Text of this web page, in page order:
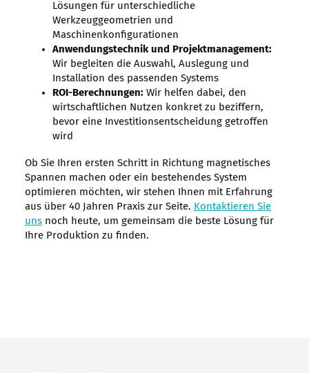
Lösungen für unterschiedliche
Werkzeuggeometrien und
Maschinenkonfigurationen
Anwendungstechnik und Projektmanagement:
Wir begleiten die Auswahl, Auslegung und
Installation des passenden Systems
ROI-Berechnungen:Wir helfen dabei, den
wirtschaftlichen Nutzen konkret zu beziffern,
bevor eine Investitionsentscheidung getroffen
wird
Ob Sie Ihren ersten Schritt in Richtung magnetisches
Spannen machen oder ein bestehendes System
optimieren möchten, wir stehen Ihnen mit Erfahrung
aus über 40 Jahren Praxis zur Seite. Kontaktieren Sie
unsnoch heute, um gemeinsam die beste Lösung für
Ihre Produktion zu finden.